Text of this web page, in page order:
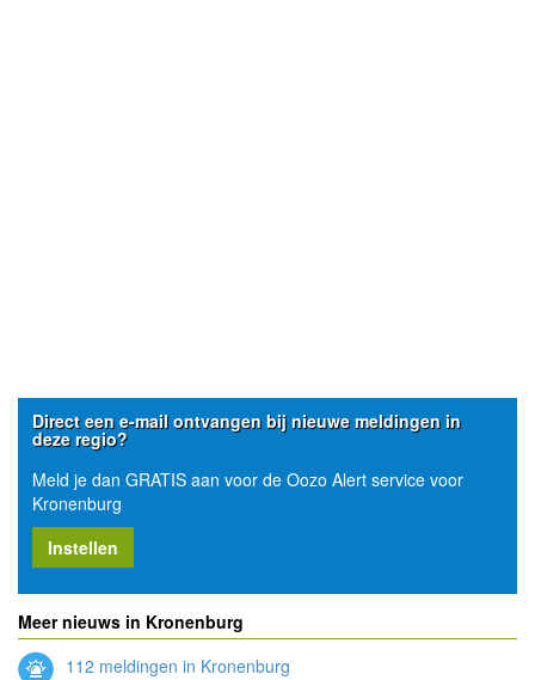
Direct een e-mail ontvangen bij nieuwe meldingen in
deze regio?
Meld je dan GRATIS aan voor de Oozo Alert service voor
Kronenburg
Instellen
Meer nieuws in Kronenburg
112 meldingen in Kronenburg